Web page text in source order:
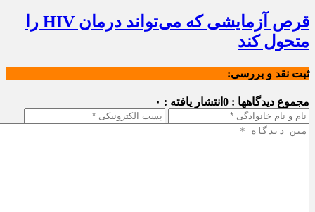
قرص آزمایشی که می‌تواند درمان HIV را
متحول کند
ثبت نقد و بررسی:
مجموع دیدگاهها : 0 انتشار یافته : ۰